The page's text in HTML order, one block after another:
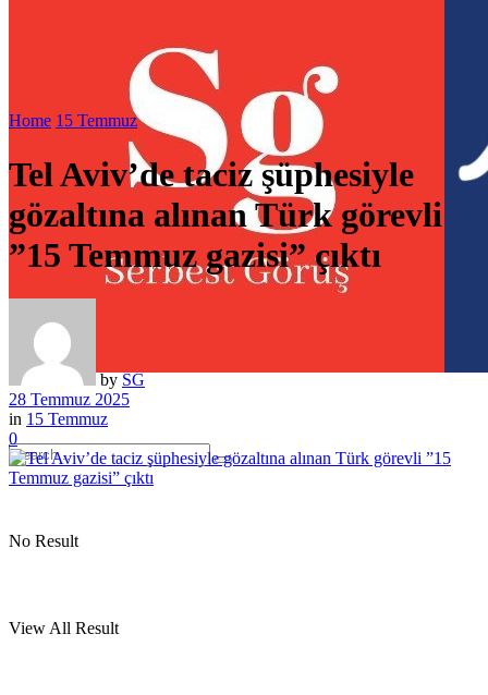
No Result
View All Result
Home 15 Temmuz
Tel Aviv’de taciz şüphesiyle
gözaltına alınan Türk görevli
”15 Temmuz gazisi” çıktı
by SG
28 Temmuz 2025
in 15 Temmuz
0